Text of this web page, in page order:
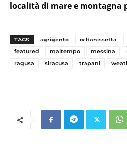
località di mare e montagna
TAGS agrigento caltanissetta
featured
maltempo messina
ragusa
siracusa trapani